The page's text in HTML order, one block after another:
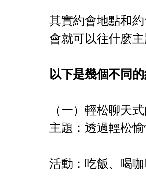
其實約會地點和
會就可以往什麽
以下是幾個不同的
（一）輕松聊天
主題：透過輕松愉
活動：吃飯、喝